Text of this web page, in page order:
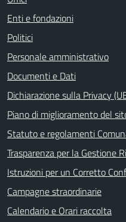
Enti e fondazioni
Politici
Personale amministrativo
Documenti e Dati
Dichiarazione sulla Privacy
Piano di miglioramento del
Statuto e regolamenti
Trasparenza per la Gestione
Istruzioni per un Corretto
Campagne straordinarie
Calendario e Orari raccolta